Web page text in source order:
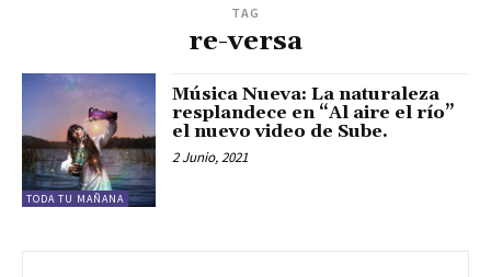
TAG
re-versa
TODA TU MAÑANA
Música Nueva: La naturaleza
resplandece en “Al aire el río”
el nuevo video de Sube.
2 Junio, 2021